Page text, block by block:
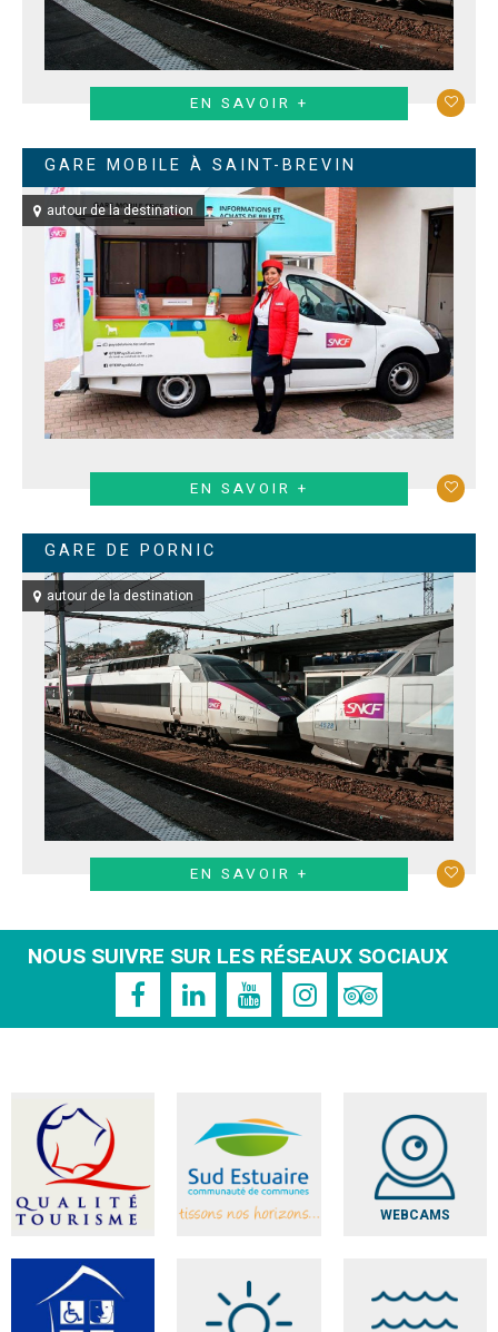
EN SAVOIR +
GARE MOBILE À SAINT-BREVIN
autour de la destination
EN SAVOIR +
GARE DE PORNIC
autour de la destination
EN SAVOIR +
NOUS SUIVRE SUR LES RÉSEAUX SOCIAUX
WEBCAMS